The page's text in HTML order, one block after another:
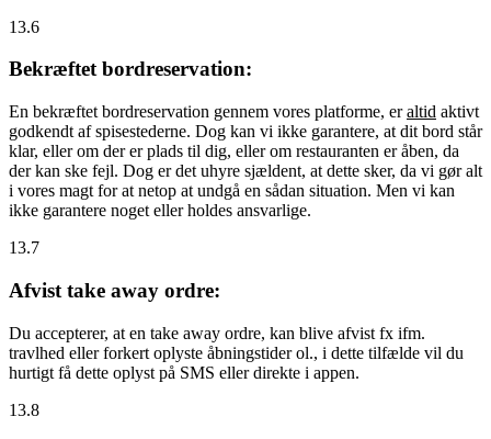
13.6
Bekræftet bordreservation:
En bekræftet bordreservation gennem vores platforme, eraltid aktivt
godkendt af spisestederne. Dog kan vi ikke garantere, at dit bord står
klar, eller om der er plads til dig, eller om restauranten er åben, da
der kan ske fejl. Dog er det uhyre sjældent, at dette sker, da vi gør alt
i vores magt for at netop at undgå en sådan situation. Men vi kan
ikke garantere noget eller holdes ansvarlige.
13.7
Afvist take away ordre:
Du accepterer, at en take away ordre, kan blive afvist fx ifm.
travlhed eller forkert oplyste åbningstider ol., i dette tilfælde vil du
hurtigt få dette oplyst på SMS eller direkte i appen.
13.8